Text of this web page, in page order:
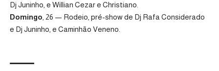
Dj Juninho, e Willian Cezar e Christiano.
Domingo, 26 — Rodeio, pré-show de Dj Rafa Considerado
e Dj Juninho, e Caminhão Veneno.